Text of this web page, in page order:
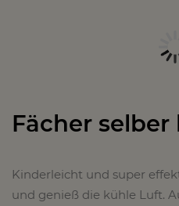
Fächer selber
Kinderleicht und super
und genieß die kühle Luft.